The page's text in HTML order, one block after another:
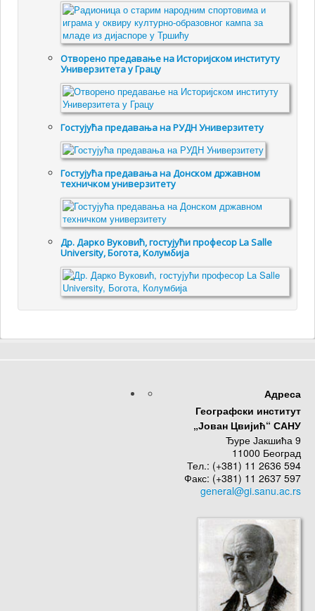
Отворено предавање на Историјском институту
Универзитета у Грацу
Гостујућa предавањa на РУДН Универзитету
Гостујућа предавања на Донском државном
техничком универзитету
Др. Дарко Вуковић, гостујући професор La Salle
University, Богота, Колумбија
Адреса
Географски институт
„Јован Цвијић“ САНУ
Ђуре Јакшића 9
11000 Београд
Тел.: (+381) 11 2636 594
Факс: (+381) 11 2637 597